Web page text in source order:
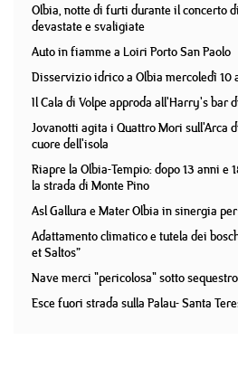
Olbia, notte di furti durante il concerto
devastate e svaligiate
Auto in fiamme a Loiri Porto San Paolo
Disservizio idrico a Olbia mercoledì 10
Il Cala di Volpe approda all'Harry's bar
Jovanotti agita i Quattro Mori sull'Arca
cuore dell'isola
Riapre la Olbia-Tempio: dopo 13 anni
la strada di Monte Pino
Asl Gallura e Mater Olbia in sinergia
Adattamento climatico e tutela dei
et Saltos”
Nave merci "pericolosa" sotto
Esce fuori strada sulla Palau- Santa